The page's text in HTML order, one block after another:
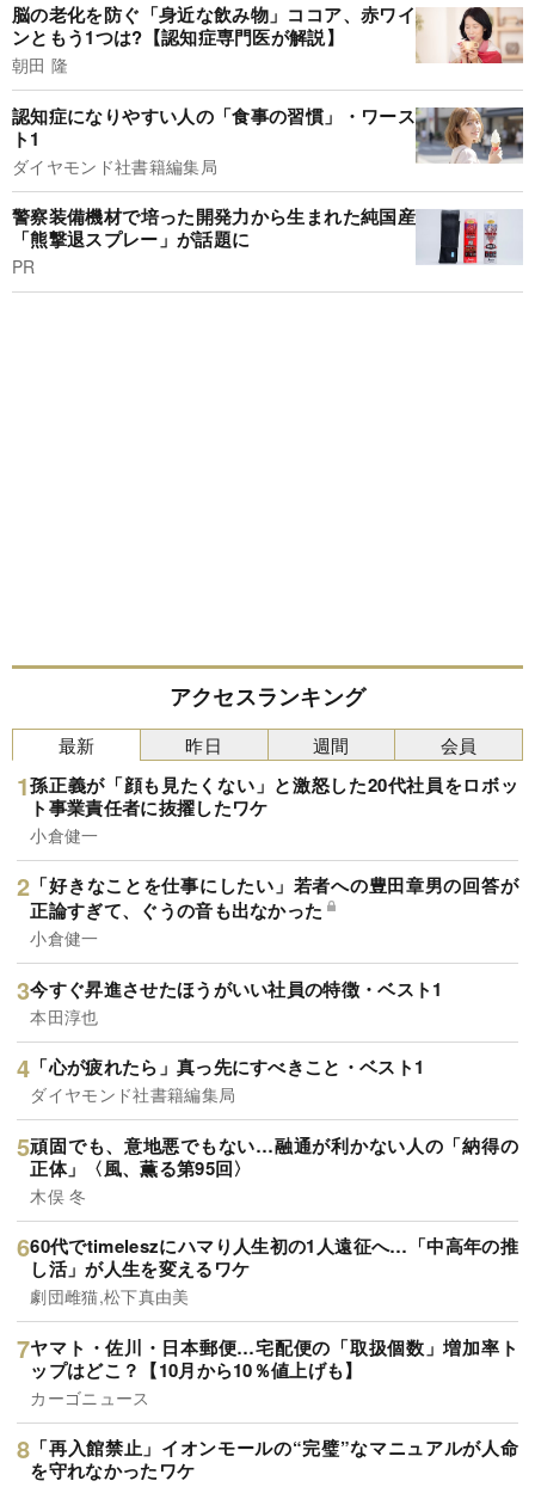
脳の老化を防ぐ「身近な飲み物」ココア、赤ワイ
ンともう1つは?【認知症専門医が解説】
朝田 隆
認知症になりやすい人の「食事の習慣」・ワース
ト1
ダイヤモンド社書籍編集局
警察装備機材で培った開発力から生まれた純国産
「熊撃退スプレー」が話題に
PR
アクセスランキング
最新
孫正義が「顔も見たくない」と激怒した20代社員をロボッ
ト事業責任者に抜擢したワケ
小倉健一
「好きなことを仕事にしたい」若者への豊田章男の回答が
正論すぎて、ぐうの音も出なかった
小倉健一
今すぐ昇進させたほうがいい社員の特徴・ベスト1
本田淳也
「心が疲れたら」真っ先にすべきこと・ベスト1
ダイヤモンド社書籍編集局
頑固でも、意地悪でもない…融通が利かない人の「納得の
正体」〈風、薫る第95回〉
木俣 冬
60代でtimeleszにハマり人生初の1人遠征へ…「中高年の推
し活」が人生を変えるワケ
劇団雌猫,松下真由美
ヤマト・佐川・日本郵便…宅配便の「取扱個数」増加率ト
ップはどこ？【10月から10％値上げも】
カーゴニュース
「再入館禁止」イオンモールの“完璧”なマニュアルが人命
を守れなかったワケ
昨日 週間 会員